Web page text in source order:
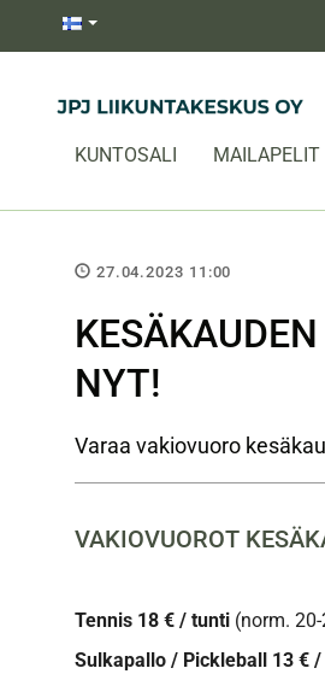
KUNTOSALI MAILAPELIT
27.04.2023 11:00
NYT!
Varaa vakiovuoro
VAKIOVUOROT
Tennis 18 € / tunti (norm.
Sulkapallo / Pickleball 13 €